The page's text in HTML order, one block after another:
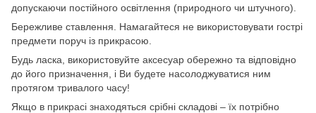
допускаючи постійного освітлення (природного чи штучного).
Бережливе ставлення. Намагайтеся не використовувати гострі
предмети поруч із прикрасою.
Будь ласка, використовуйте аксесуар обережно та відповідно
до його призначення, і Ви будете насолоджуватися ним
протягом тривалого часу!
Якщо в прикрасі знаходяться срібні складові – їх потрібно